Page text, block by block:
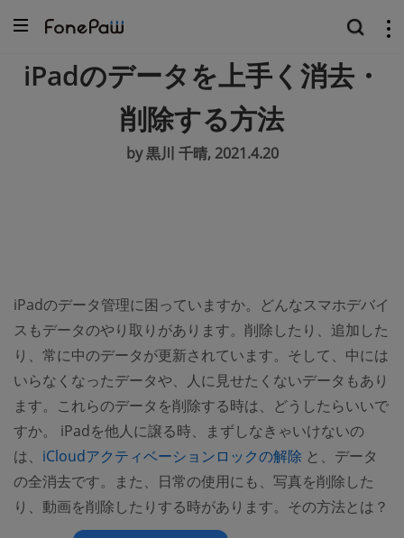
iPadのデータを上手く消去・
削除する方法
by 黒川 千晴, 2021.4.20
iPadのデータ管理に困っていますか。どんなスマホデバイ
スもデータのやり取りがあります。削除したり、追加した
り、常に中のデータが更新されています。そして、中には
いらなくなったデータや、人に見せたくないデータもあり
ます。これらのデータを削除する時は、どうしたらいいで
すか。 iPadを他人に譲る時、まずしなきゃいけないの
は、 iCloudアクティベーションロックの解除 (opens new
と、データ
の全消去です。また、日常の使用にも、写真を削除した
り、動画を削除したりする時があります。その方法とは？